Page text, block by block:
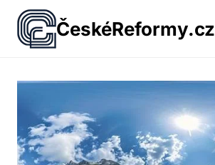
Přeskočit
obsah
ČeskéReformy.cz